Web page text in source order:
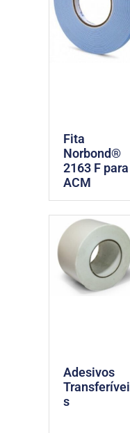
Fita
Norbond®
2163 F para
ACM
Adesivos
Transferívei
s